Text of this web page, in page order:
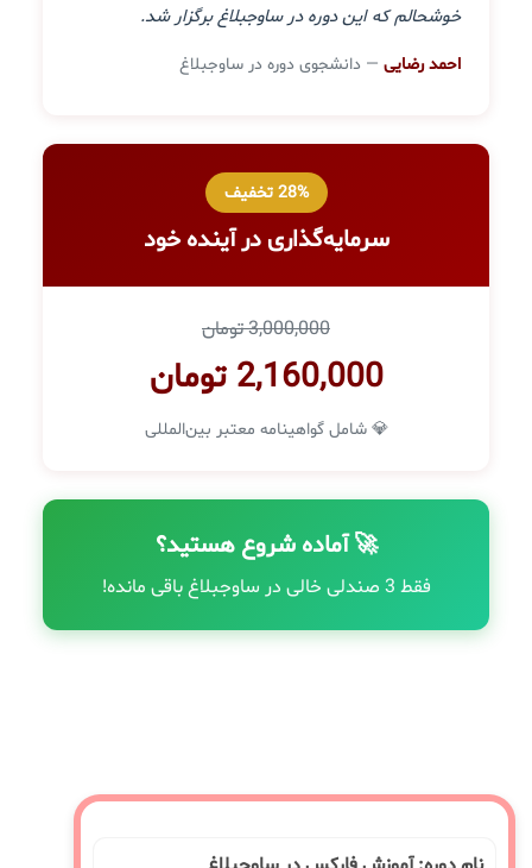
خوشحالم که این دوره در ساوجبلاغ برگزار شد.
احمد رضایی — دانشجوی دوره در ساوجبلاغ
28% تخفیف
سرمایه‌گذاری در آینده خود
3,000,000 تومان
2,160,000 تومان
💎 شامل گواهینامه معتبر بین‌المللی
🚀 آماده شروع هستید؟
فقط 3 صندلی خالی در ساوجبلاغ باقی مانده!